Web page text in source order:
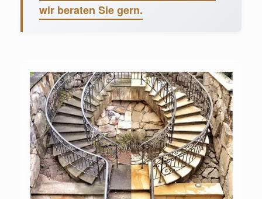
wir beraten Sie gern.